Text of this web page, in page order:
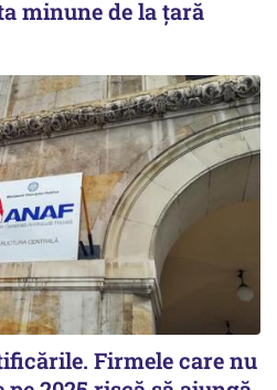
minune de la țară
Firmele care nu